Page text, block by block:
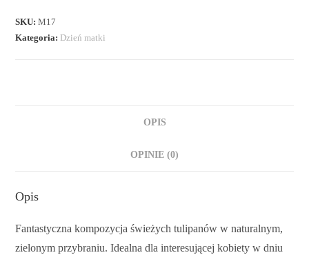
SKU:M17
Kategoria: Dzień matki
OPIS
OPINIE (0)
Opis
Fantastyczna kompozycja świeżych tulipanów w naturalnym,
zielonym przybraniu. Idealna dla interesującej kobiety w dniu